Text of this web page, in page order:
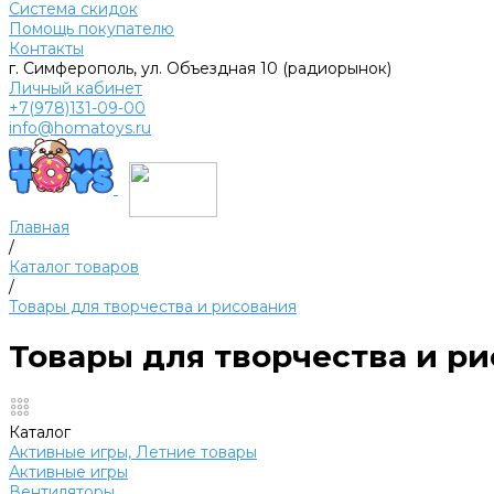
Система скидок
Помощь покупателю
Контакты
г. Симферополь, ул. Объездная 10 (радиорынок)
Личный кабинет
+7(978)131-09-00
info@homatoys.ru
Главная
/
Каталог товаров
/
Товары для творчества и рисования
Товары для творчества и
Каталог
Активные игры, Летние товары
Активные игры